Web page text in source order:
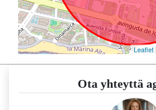
Leaflet
Ota yhteyttä